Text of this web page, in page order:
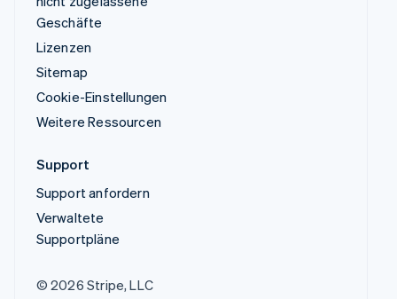
Geschäfte
Lizenzen
Sitemap
Cookie-Einstellungen
Weitere Ressourcen
Support
Support anfordern
Verwaltete
Supportpläne
© 2026 Stripe, LLC